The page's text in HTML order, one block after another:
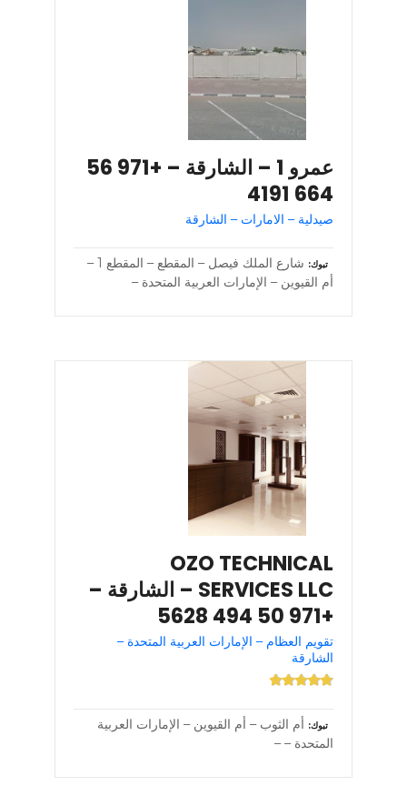
عمرو 1 – الشارقة – +971 56
664 4191
صيدلية – الامارات – الشارقة
تبوك
شارع الملك فيصل – المقطع – المقطع 1 –
أم القيوين – الإمارات العربية المتحدة –
OZO TECHNICAL
SERVICES LLC – الشارقة –
+971 50 494 5628
تقويم العظام – الإمارات العربية المتحدة –
الشارقة
تبوك
أم الثوب – أم القيوين – الإمارات العربية
المتحدة – –